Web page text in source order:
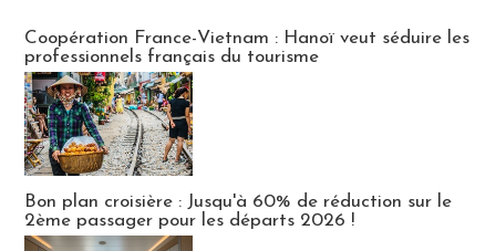
Coopération France-Vietnam : Hanoï veut séduire les
professionnels français du tourisme
Bon plan croisière : Jusqu'à 60% de réduction sur le
2ème passager pour les départs 2026 !